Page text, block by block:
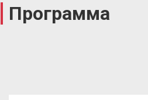
Программа